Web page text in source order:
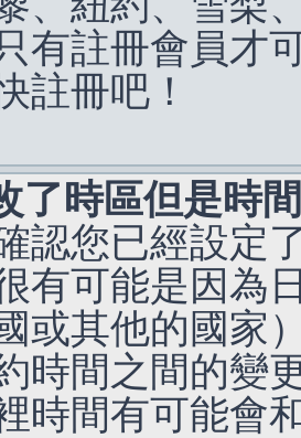
有註冊會員才
註冊吧！
了時區但是時
認您已經設定
有可能是因為
或其他的國家
時間之間的變
時間有可能會